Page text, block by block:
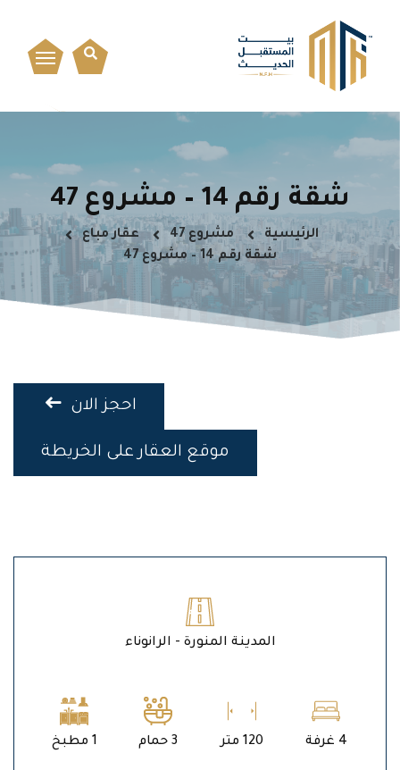
شقة رقم 14 – مشروع 47
الرئيسية مشروع 47
عقار مباع
شقة رقم 14 – مشروع 47
احجز الان
موقع العقار على الخريطة
المدينة المنورة - الرانوناء
4 غرفة 120 متر 3 حمام 1 مطبخ